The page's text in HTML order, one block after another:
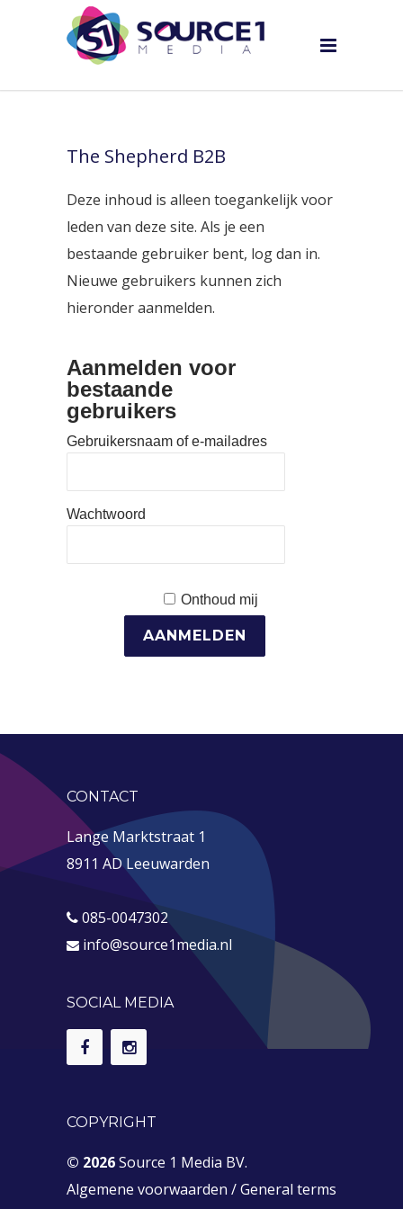
The Shepherd B2B
Deze inhoud is alleen toegankelijk voor
leden van deze site. Als je een
bestaande gebruiker bent, log dan in.
Nieuwe gebruikers kunnen zich
hieronder aanmelden.
Aanmelden voor
bestaande
gebruikers
Gebruikersnaam of e-mailadres
Wachtwoord
Onthoud mij
CONTACT
Lange Marktstraat 1
8911 AD Leeuwarden
085-0047302
info@source1media.nl
SOCIAL MEDIA
COPYRIGHT
© 2026Source 1 Media BV.
Algemene voorwaarden /General terms